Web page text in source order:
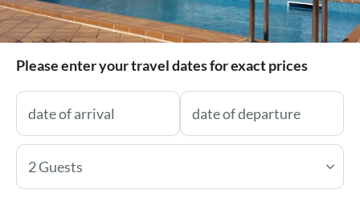
Please enter your travel dates for exact prices
2 Guests